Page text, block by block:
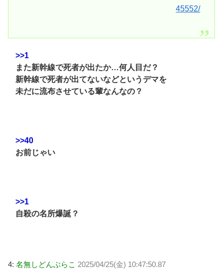
45552/
>>1
また新幹線で死者が出たか…何人目だ？
新幹線で死者が出てないなどというデマを
未だに流布させている輩なんなの？
>>40
お前じゃい
>>1
自殺の名所爆誕？
4: 名無しどんぶらこ 2025/04/25(金) 10:47:50.87